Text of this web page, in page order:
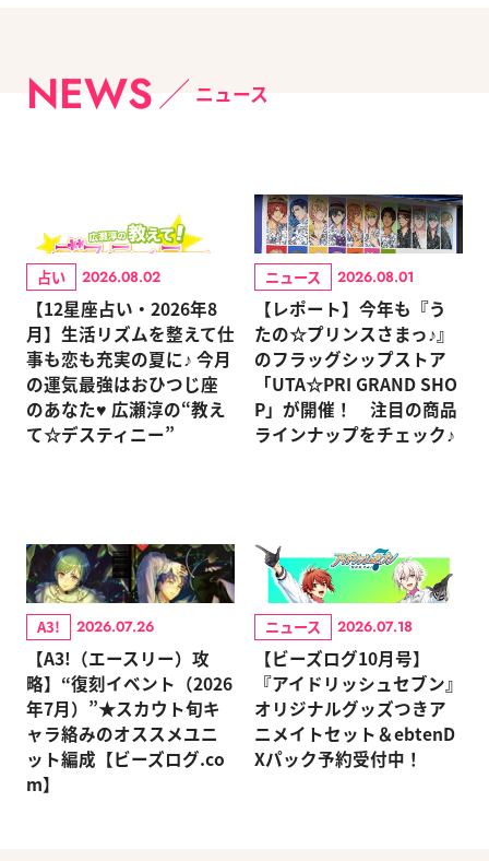
NEWS ニュース
占い 2026.08.02
【12星座占い・2026年8
月】生活リズムを整えて仕
事も恋も充実の夏に♪ 今月
の運気最強はおひつじ座
のあなた♥ 広瀬淳の“教え
て☆デスティニー”
ニュース 2026.08.01
【レポート】今年も『う
たの☆プリンスさまっ♪』
のフラッグシップストア
「UTA☆PRI GRAND SHO
P」が開催！ 注目の商品
ラインナップをチェック♪
A3! 2026.07.26
【A3!（エースリー）攻
略】“復刻イベント（2026
年7月）”★スカウト旬キ
ャラ絡みのオススメユニ
ット編成【ビーズログ.co
m】
ニュース 2026.07.18
【ビーズログ10月号】
『アイドリッシュセブン』
オリジナルグッズつきア
ニメイトセット＆ebtenD
Xパック予約受付中！